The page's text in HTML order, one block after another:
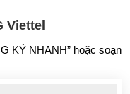
Viettel
KÝ NHANH” hoặc soạn